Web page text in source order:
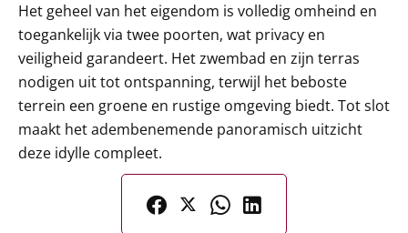
Het geheel van het eigendom is volledig omheind en
toegankelijk via twee poorten, wat privacy en
veiligheid garandeert. Het zwembad en zijn terras
nodigen uit tot ontspanning, terwijl het beboste
terrein een groene en rustige omgeving biedt. Tot slot
maakt het adembenemende panoramisch uitzicht
deze idylle compleet.